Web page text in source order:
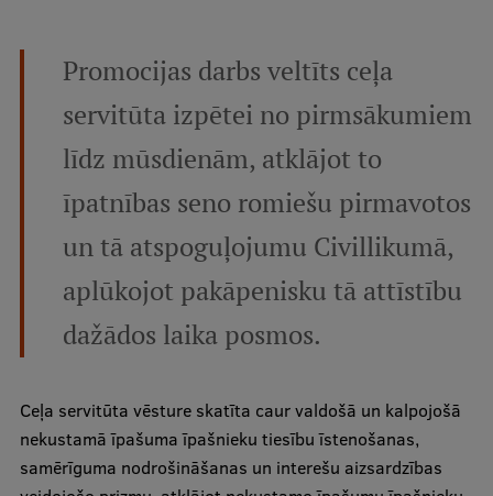
Struktūra
Vēsture un tradīcijas
Identitāte
RSU fonds
Aula
Muzeji un ekspozīcijas
Ģerbonis
Reitingi
Virtuālā tūre
Promocijas darbs veltīts ceļa
servitūta izpētei no pirmsākumiem
līdz mūsdienām, atklājot to
īpatnības seno romiešu pirmavotos
un tā atspoguļojumu Civillikumā,
aplūkojot pakāpenisku tā attīstību
dažādos laika posmos.
Ceļa servitūta vēsture skatīta caur valdošā un kalpojošā
nekustamā īpašuma īpašnieku tiesību īstenošanas,
samērīguma nodrošināšanas un interešu aizsardzības